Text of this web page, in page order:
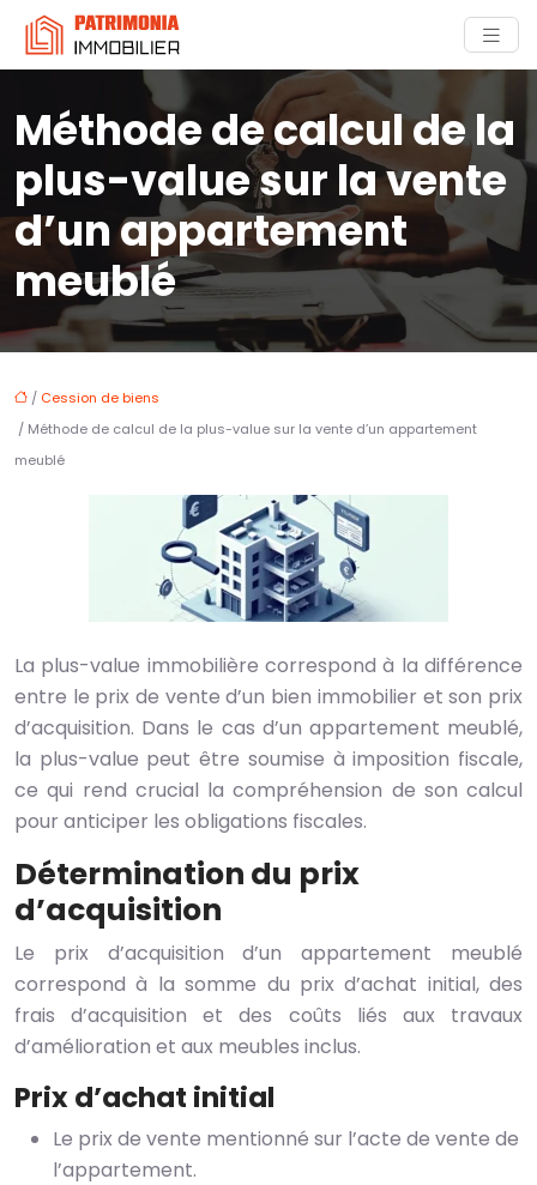
Méthode de calcul de la
plus-value sur la vente
d’un appartement
meublé
/ Cession de biens
/ Méthode de calcul de la plus-value sur la vente d’un appartement
meublé
La plus-value immobilière correspond à la différence
entre le prix de vente d’un bien immobilier et son prix
d’acquisition. Dans le cas d’un appartement meublé,
la plus-value peut être soumise à imposition fiscale,
ce qui rend crucial la compréhension de son calcul
pour anticiper les obligations fiscales.
Détermination du prix
d’acquisition
Le prix d’acquisition d’un appartement meublé
correspond à la somme du prix d’achat initial, des
frais d’acquisition et des coûts liés aux travaux
d’amélioration et aux meubles inclus.
Prix d’achat initial
Le prix de vente mentionné sur l’acte de vente de
l’appartement.